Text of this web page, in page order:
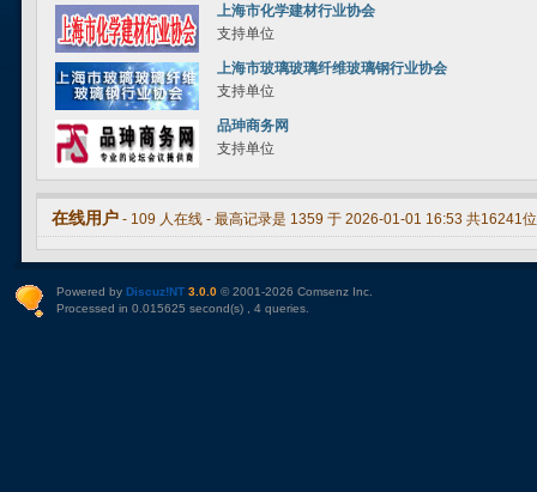
上海市化学建材行业协会
支持单位
上海市玻璃玻璃纤维玻璃钢行业协会
支持单位
品珅商务网
支持单位
在线用户- 109 人在线 - 最高记录是 1359 于 2026-01-01 16:53 共16241
Powered by Discuz!NT 3.0.0© 2001-2026 Comsenz Inc.
Processed in 0.015625 second(s) , 4 queries.